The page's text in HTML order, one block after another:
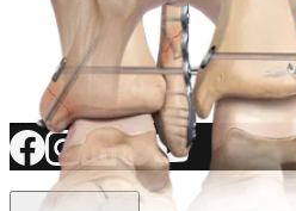
Wie können wir Ihnen
Medizinproduktberater:in kontaktieren
Veranstaltungen, Lab-Vorführungen und
ansehen
Unseren Newsletter abonnieren
Besuchen Sie uns